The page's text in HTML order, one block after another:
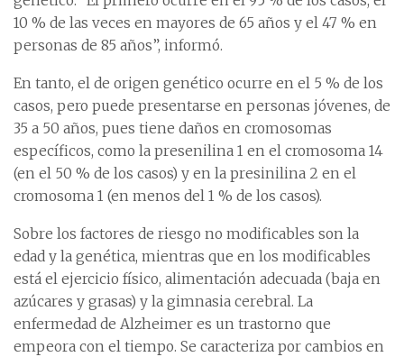
10 % de las veces en mayores de 65 años y el 47 % en
personas de 85 años”, informó.
En tanto, el de origen genético ocurre en el 5 % de los
casos, pero puede presentarse en personas jóvenes, de
35 a 50 años, pues tiene daños en cromosomas
específicos, como la presenilina 1 en el cromosoma 14
(en el 50 % de los casos) y en la presinilina 2 en el
cromosoma 1 (en menos del 1 % de los casos).
Sobre los factores de riesgo no modificables son la
edad y la genética, mientras que en los modificables
está el ejercicio físico, alimentación adecuada (baja en
azúcares y grasas) y la gimnasia cerebral. La
enfermedad de Alzheimer es un trastorno que
empeora con el tiempo. Se caracteriza por cambios en